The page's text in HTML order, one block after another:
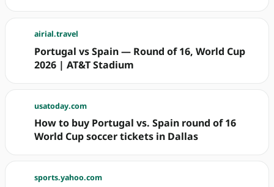
airial.travel
Portugal vs Spain — Round of 16, World Cup
2026 | AT&T Stadium
usatoday.com
How to buy Portugal vs. Spain round of 16
World Cup soccer tickets in Dallas
sports.yahoo.com